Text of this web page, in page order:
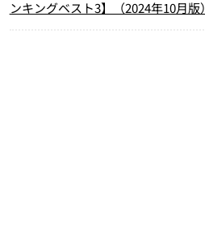
ンキングベスト3】（2024年10月版）